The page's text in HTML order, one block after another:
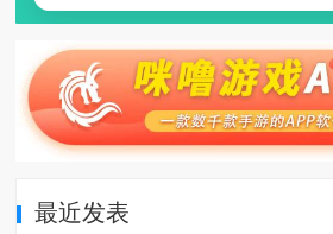
最近发表